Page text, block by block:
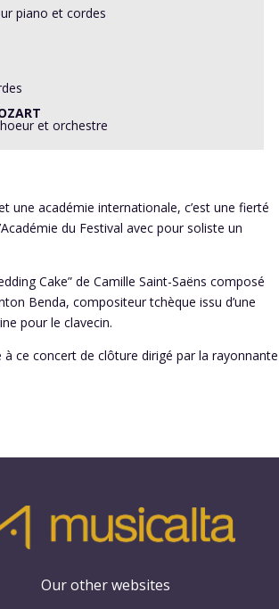
piano et cordes
et orchestre
une académie internationale, c’est une fierté
du Festival avec pour soliste un
Cake” de Camille Saint-Saëns composé
Benda, compositeur tchèque issu d’une
pour le clavecin.
ce concert de clôture dirigé par la rayonnante
Our other websites